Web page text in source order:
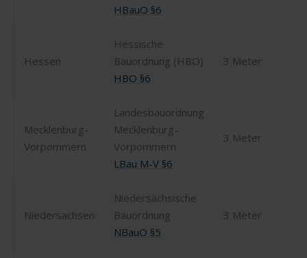
HBauO §6
Hessen
Hessische
Bauordnung (HBO)
HBO §6
3 Meter
Mecklenburg-
Vorpommern
Landesbauordnung
Mecklenburg-
Vorpommern
LBau M-V §6
3 Meter
Niedersachsen
Niedersächsische
Bauordnung
NBauO §5
3 Meter